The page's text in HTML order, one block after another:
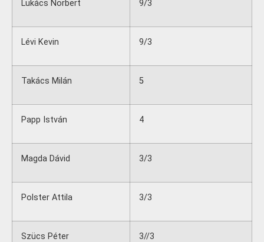
Lukács Norbert 9/3
Lévi Kevin 9/3
Takács Milán 5
Papp István 4
Magda Dávid 3/3
Polster Attila 3/3
Szücs Péter 3//3